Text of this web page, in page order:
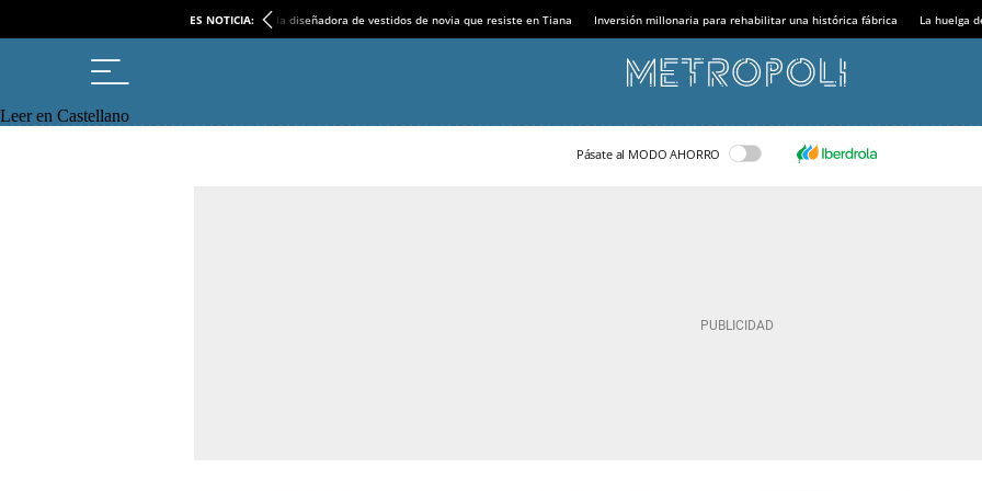
ES NOTICIA: la diseñadora de vestidos de novia que resiste en Tiana Inversión millonaria para rehabilitar una histórica fábrica La huelga
Leer en Castellano
Pásate al MODO AHORRO